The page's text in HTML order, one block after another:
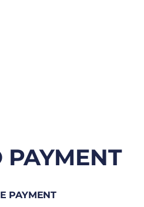
PAYMENT
PAYMENT